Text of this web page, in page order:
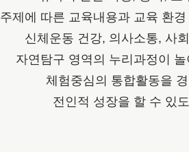
주제에 따른 교육내용과 교육 환
신체운동 건강, 의사소통, 사
자연탐구 영역의 누리과정이
체험중심의 통합활동을
전인적 성장을 할 수 있